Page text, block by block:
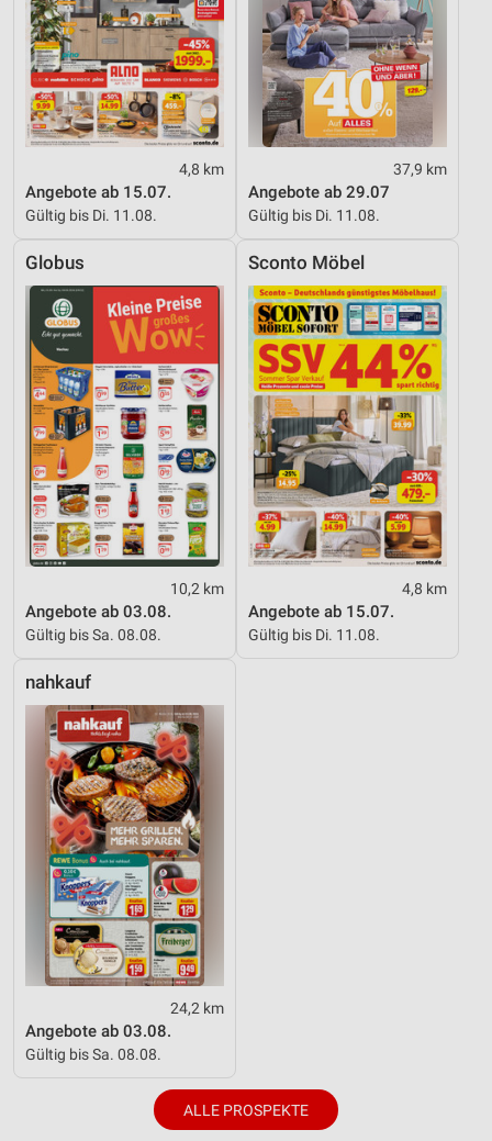
4,8 km
Angebote ab 15.07.
Gültig bis Di. 11.08.
37,9 km
Angebote ab 29.07
Gültig bis Di. 11.08.
Globus
10,2 km
Angebote ab 03.08.
Gültig bis Sa. 08.08.
Sconto Möbel
4,8 km
Angebote ab 15.07.
Gültig bis Di. 11.08.
nahkauf
24,2 km
Angebote ab 03.08.
Gültig bis Sa. 08.08.
ALLE PROSPEKTE